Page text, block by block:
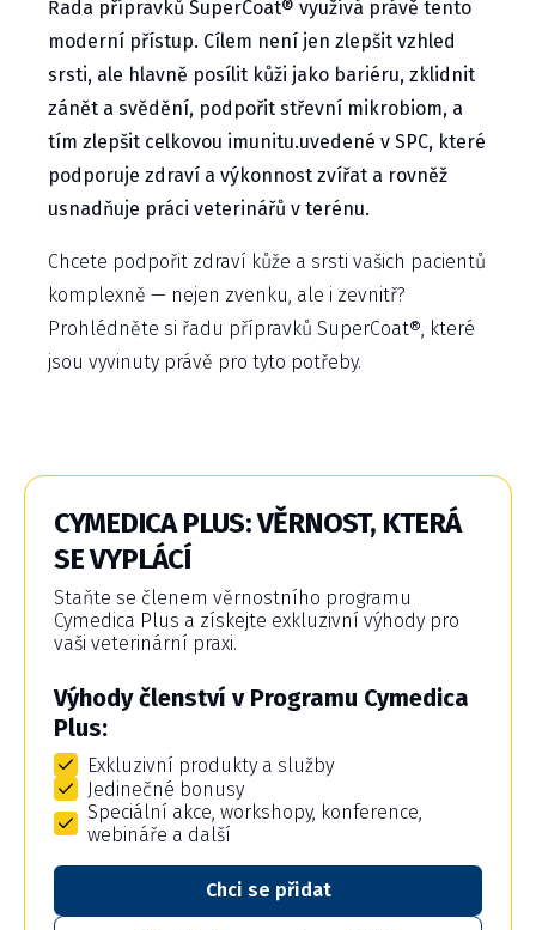
Řada přípravků SuperCoat® využívá právě tento
moderní přístup. Cílem není jen zlepšit vzhled
srsti, ale hlavně posílit kůži jako bariéru, zklidnit
zánět a svědění, podpořit střevní mikrobiom, a
tím zlepšit celkovou imunitu.uvedené v SPC, které
podporuje zdraví a výkonnost zvířat a rovněž
usnadňuje práci veterinářů v terénu.
Chcete podpořit zdraví kůže a srsti vašich pacientů
komplexně — nejen zvenku, ale i zevnitř?
Prohlédněte si řadu přípravků SuperCoat®, které
jsou vyvinuty právě pro tyto potřeby.
CYMEDICA PLUS: VĚRNOST, KTERÁ
SE VYPLÁCÍ
Staňte se členem věrnostního programu
Cymedica Plus a získejte exkluzivní výhody pro
vaši veterinární praxi.
Výhody členství v Programu Cymedica
Plus:
Exkluzivní produkty a služby
Jedinečné bonusy
Speciální akce, workshopy, konference,
webináře a další
Chci se přidat